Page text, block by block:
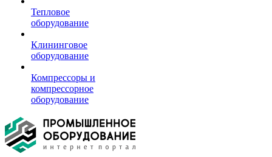
Тепловое
оборудование
Клининговое
оборудование
Компрессоры и
компрессорное
оборудование